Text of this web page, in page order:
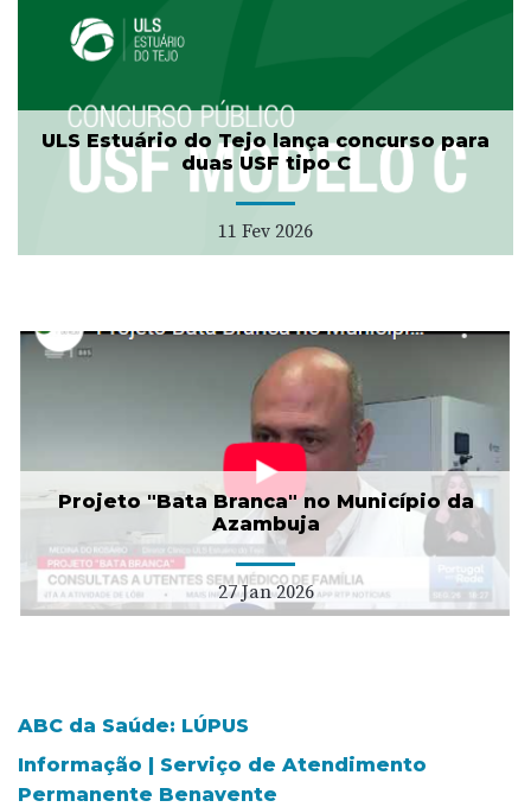
ULS Estuário do Tejo lança concurso para
duas USF tipo C
11 Fev 2026
Projeto "Bata Branca" no Município da
Azambuja
27 Jan 2026
ABC da Saúde: LÚPUS
Informação | Serviço de Atendimento
Permanente Benavente